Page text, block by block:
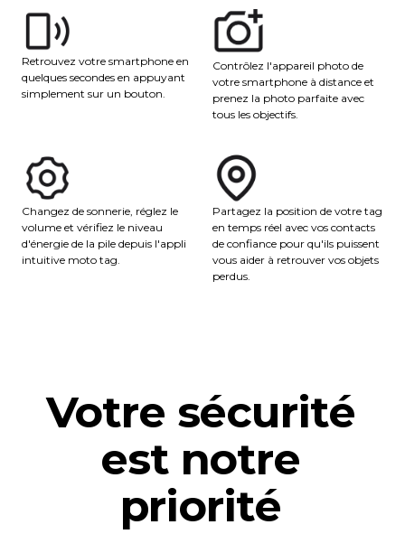
Retrouvez votre smartphone en
quelques secondes en appuyant
simplement sur un bouton.
Contrôlez l'appareil photo de
votre smartphone à distance et
prenez la photo parfaite avec
tous les objectifs.
Changez de sonnerie, réglez le
volume et vérifiez le niveau
d'énergie de la pile depuis l'appli
intuitive moto tag.
Partagez la position de votre tag
en temps réel avec vos contacts
de confiance pour qu'ils puissent
vous aider à retrouver vos objets
perdus.
Votre sécurité
est notre
priorité